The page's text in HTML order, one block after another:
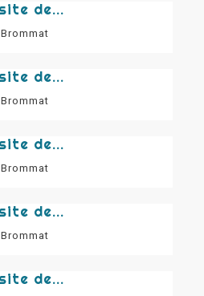
Visite de la ferme aux ânes
Brommat
Visite de la ferme aux ânes
Brommat
Visite de la ferme aux ânes
Brommat
Visite de la ferme aux ânes
Brommat
Visite de la ferme aux ânes